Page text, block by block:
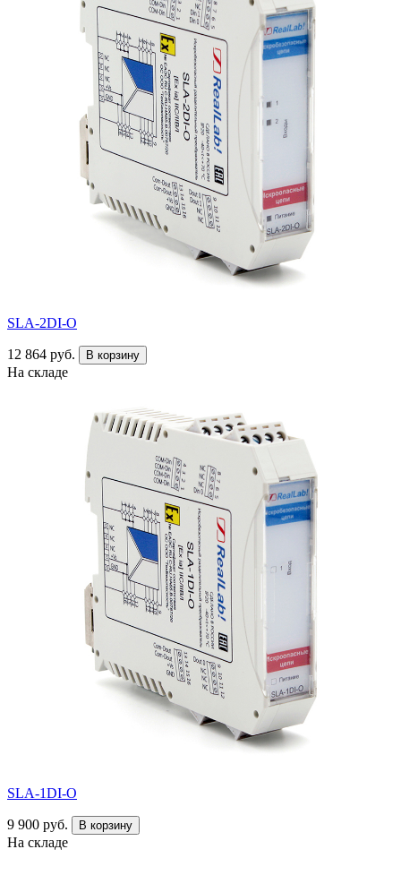
SLA-2DI-O
12 864 руб. В корзину
На складе
SLA-1DI-O
9 900 руб. В корзину
На складе